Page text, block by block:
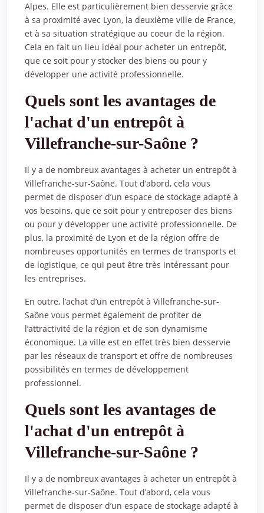
Alpes. Elle est particulièrement bien desservie grâce
à sa proximité avec Lyon, la deuxième ville de France,
et à sa situation stratégique au coeur de la région.
Cela en fait un lieu idéal pour acheter un entrepôt,
que ce soit pour y stocker des biens ou pour y
développer une activité professionnelle.
Quels sont les avantages de
l'achat d'un entrepôt à
Villefranche-sur-Saône ?
Il y a de nombreux avantages à acheter un entrepôt à
Villefranche-sur-Saône. Tout d’abord, cela vous
permet de disposer d’un espace de stockage adapté à
vos besoins, que ce soit pour y entreposer des biens
ou pour y développer une activité professionnelle. De
plus, la proximité de Lyon et de la région offre de
nombreuses opportunités en termes de transports et
de logistique, ce qui peut être très intéressant pour
les entreprises.
En outre, l’achat d’un entrepôt à Villefranche-sur-
Saône vous permet également de profiter de
l’attractivité de la région et de son dynamisme
économique. La ville est en effet très bien desservie
par les réseaux de transport et offre de nombreuses
possibilités en termes de développement
professionnel.
Quels sont les avantages de
l'achat d'un entrepôt à
Villefranche-sur-Saône ?
Il y a de nombreux avantages à acheter un entrepôt à
Villefranche-sur-Saône. Tout d’abord, cela vous
permet de disposer d’un espace de stockage adapté à